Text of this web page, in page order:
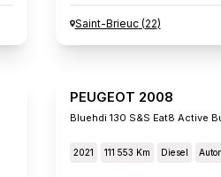
Saint-Brieuc(22)
PEUGEOT 2008
Bluehdi 130 S&s Eat8 Active
2021 111 553 Km Diesel